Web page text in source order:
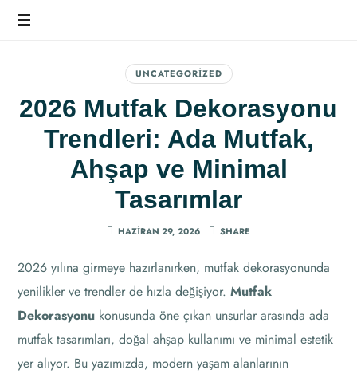
Hissedin
UNCATEGORIZED
2026 Mutfak Dekorasyonu
Trendleri: Ada Mutfak,
Ahşap ve Minimal
Tasarımlar
HAZIRAN 29, 2026 SHARE
2026 yılına girmeye hazırlanırken, mutfak dekorasyonunda
yenilikler ve trendler de hızla değişiyor.Mutfak
Dekorasyonu konusunda öne çıkan unsurlar arasında ada
mutfak tasarımları, doğal ahşap kullanımı ve minimal estetik
yer alıyor. Bu yazımızda, modern yaşam alanlarının